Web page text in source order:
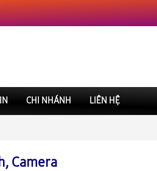
CHI NHÁNH LIÊN HỆ
Camera